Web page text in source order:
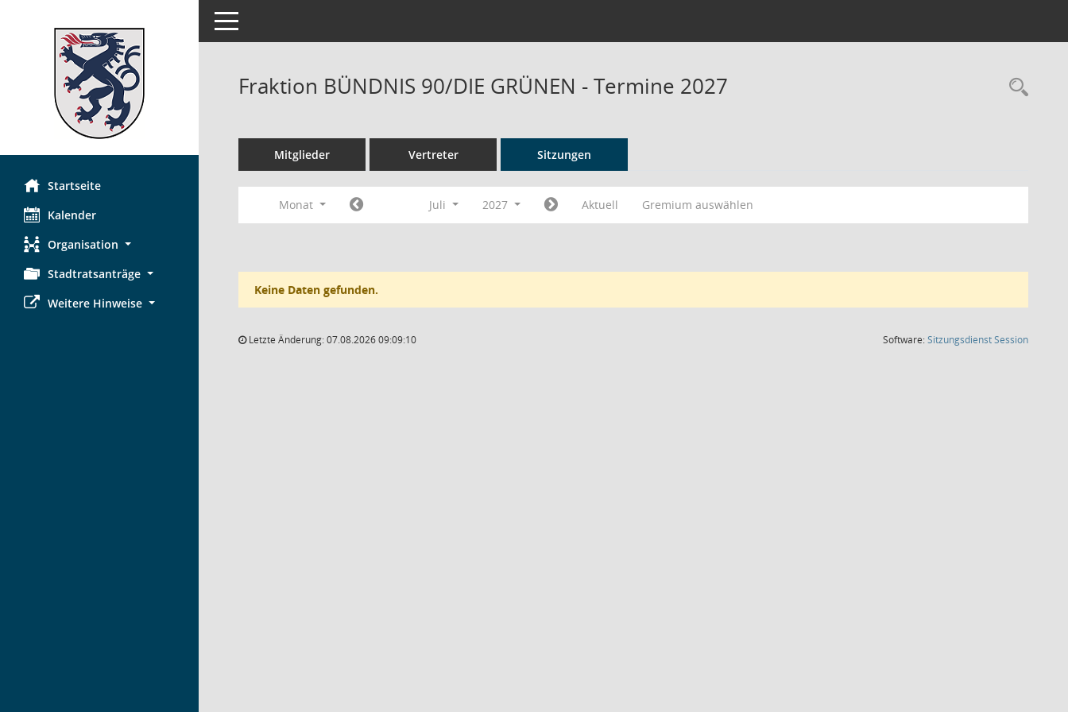
Startseite
Kalender
Organisation
Stadtratsanträge
Weitere Hinweise
Toggle navigation
Fraktion BÜNDNIS 90/DIE GRÜNEN - Termine 2027
Mitglieder Vertreter Sitzungen
Monat Juli 2027 Aktuell Gremium auswählen
Keine Daten gefunden.
Letzte Änderung: 07.08.2026 09:09:10 Software:SitzungsdienstSession(Wird in